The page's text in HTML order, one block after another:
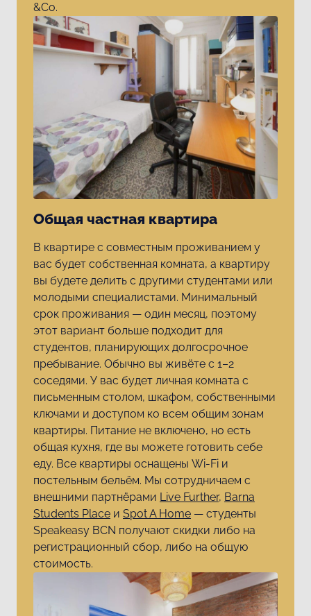
&Co.
Общая частная квартира
В квартире с совместным проживанием у
вас будет собственная комната, а квартиру
вы будете делить с другими студентами или
молодыми специалистами. Минимальный
срок проживания — один месяц, поэтому
этот вариант больше подходит для
студентов, планирующих долгосрочное
пребывание. Обычно вы живёте с 1–2
соседями. У вас будет личная комната с
письменным столом, шкафом, собственными
ключами и доступом ко всем общим зонам
квартиры. Питание не включено, но есть
общая кухня, где вы можете готовить себе
еду. Все квартиры оснащены Wi-Fi и
постельным бельём. Мы сотрудничаем с
внешними партнёрами Live Further, Barna
Students Place и Spot A Home — студенты
Speakeasy BCN получают скидки либо на
регистрационный сбор, либо на общую
стоимость.